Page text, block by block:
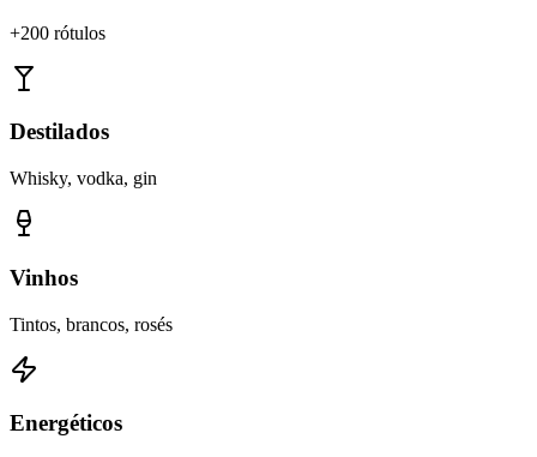
+200 rótulos
Destilados
Whisky, vodka, gin
Vinhos
Tintos, brancos, rosés
Energéticos